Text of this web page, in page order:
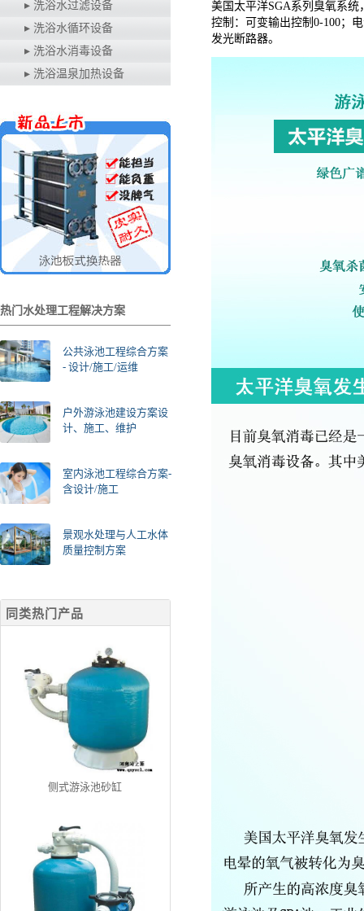
▸ 洗浴水过滤设备
▸ 洗浴水循环设备
▸ 洗浴水消毒设备
▸ 洗浴温泉加热设备
热门水处理工程解决方案
公共泳池工程综合方案
- 设计/施工/运维
户外游泳池建设方案设
计、施工、维护
室内泳池工程综合方案-
含设计/施工
景观水处理与人工水体
质量控制方案
同类热门产品
侧式游泳池砂缸
美国太平洋SGA系列臭氧系
控制：可变输出控制0-100；
发光断路器。